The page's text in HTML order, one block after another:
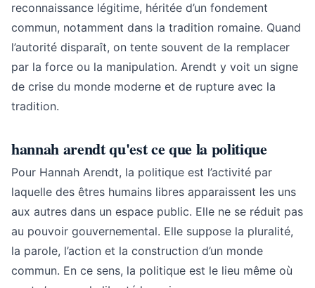
reconnaissance légitime, héritée d’un fondement
commun, notamment dans la tradition romaine. Quand
l’autorité disparaît, on tente souvent de la remplacer
par la force ou la manipulation. Arendt y voit un signe
de crise du monde moderne et de rupture avec la
tradition.
hannah arendt qu'est ce que la politique
Pour Hannah Arendt, la politique est l’activité par
laquelle des êtres humains libres apparaissent les uns
aux autres dans un espace public. Elle ne se réduit pas
au pouvoir gouvernemental. Elle suppose la pluralité,
la parole, l’action et la construction d’un monde
commun. En ce sens, la politique est le lieu même où